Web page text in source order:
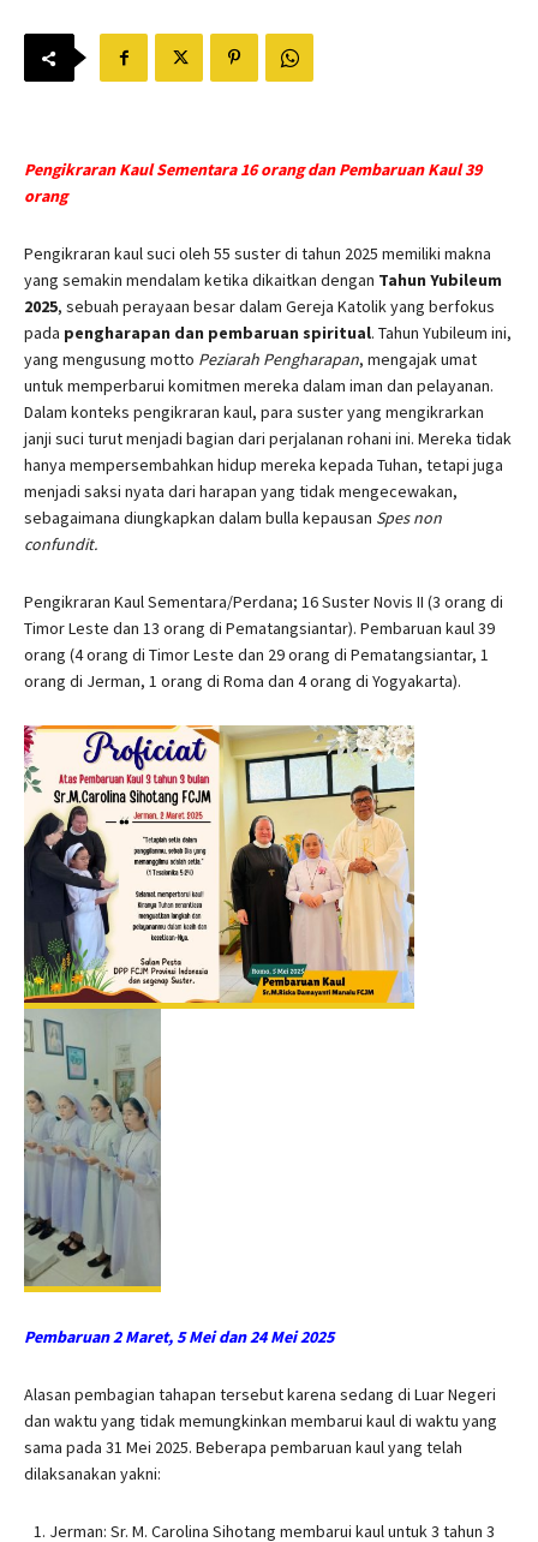
Pengikraran Kaul Sementara 16 orang dan Pembaruan Kaul 39
orang
Pengikraran kaul suci oleh 55 suster di tahun 2025 memiliki makna
yang semakin mendalam ketika dikaitkan dengan Tahun Yubileum
2025, sebuah perayaan besar dalam Gereja Katolik yang berfokus
pada pengharapan dan pembaruan spiritual. Tahun Yubileum ini,
yang mengusung motto Peziarah Pengharapan, mengajak umat
untuk memperbarui komitmen mereka dalam iman dan pelayanan.
Dalam konteks pengikraran kaul, para suster yang mengikrarkan
janji suci turut menjadi bagian dari perjalanan rohani ini. Mereka tidak
hanya mempersembahkan hidup mereka kepada Tuhan, tetapi juga
menjadi saksi nyata dari harapan yang tidak mengecewakan,
sebagaimana diungkapkan dalam bulla kepausan Spes non
confundit.
Pengikraran Kaul Sementara/Perdana; 16 Suster Novis II (3 orang di
Timor Leste dan 13 orang di Pematangsiantar). Pembaruan kaul 39
orang (4 orang di Timor Leste dan 29 orang di Pematangsiantar, 1
orang di Jerman, 1 orang di Roma dan 4 orang di Yogyakarta).
Pembaruan 2 Maret, 5 Mei dan 24 Mei 2025
Alasan pembagian tahapan tersebut karena sedang di Luar Negeri
dan waktu yang tidak memungkinkan membarui kaul di waktu yang
sama pada 31 Mei 2025. Beberapa pembaruan kaul yang telah
dilaksanakan yakni:
Jerman: Sr. M. Carolina Sihotang membarui kaul untuk 3 tahun 3